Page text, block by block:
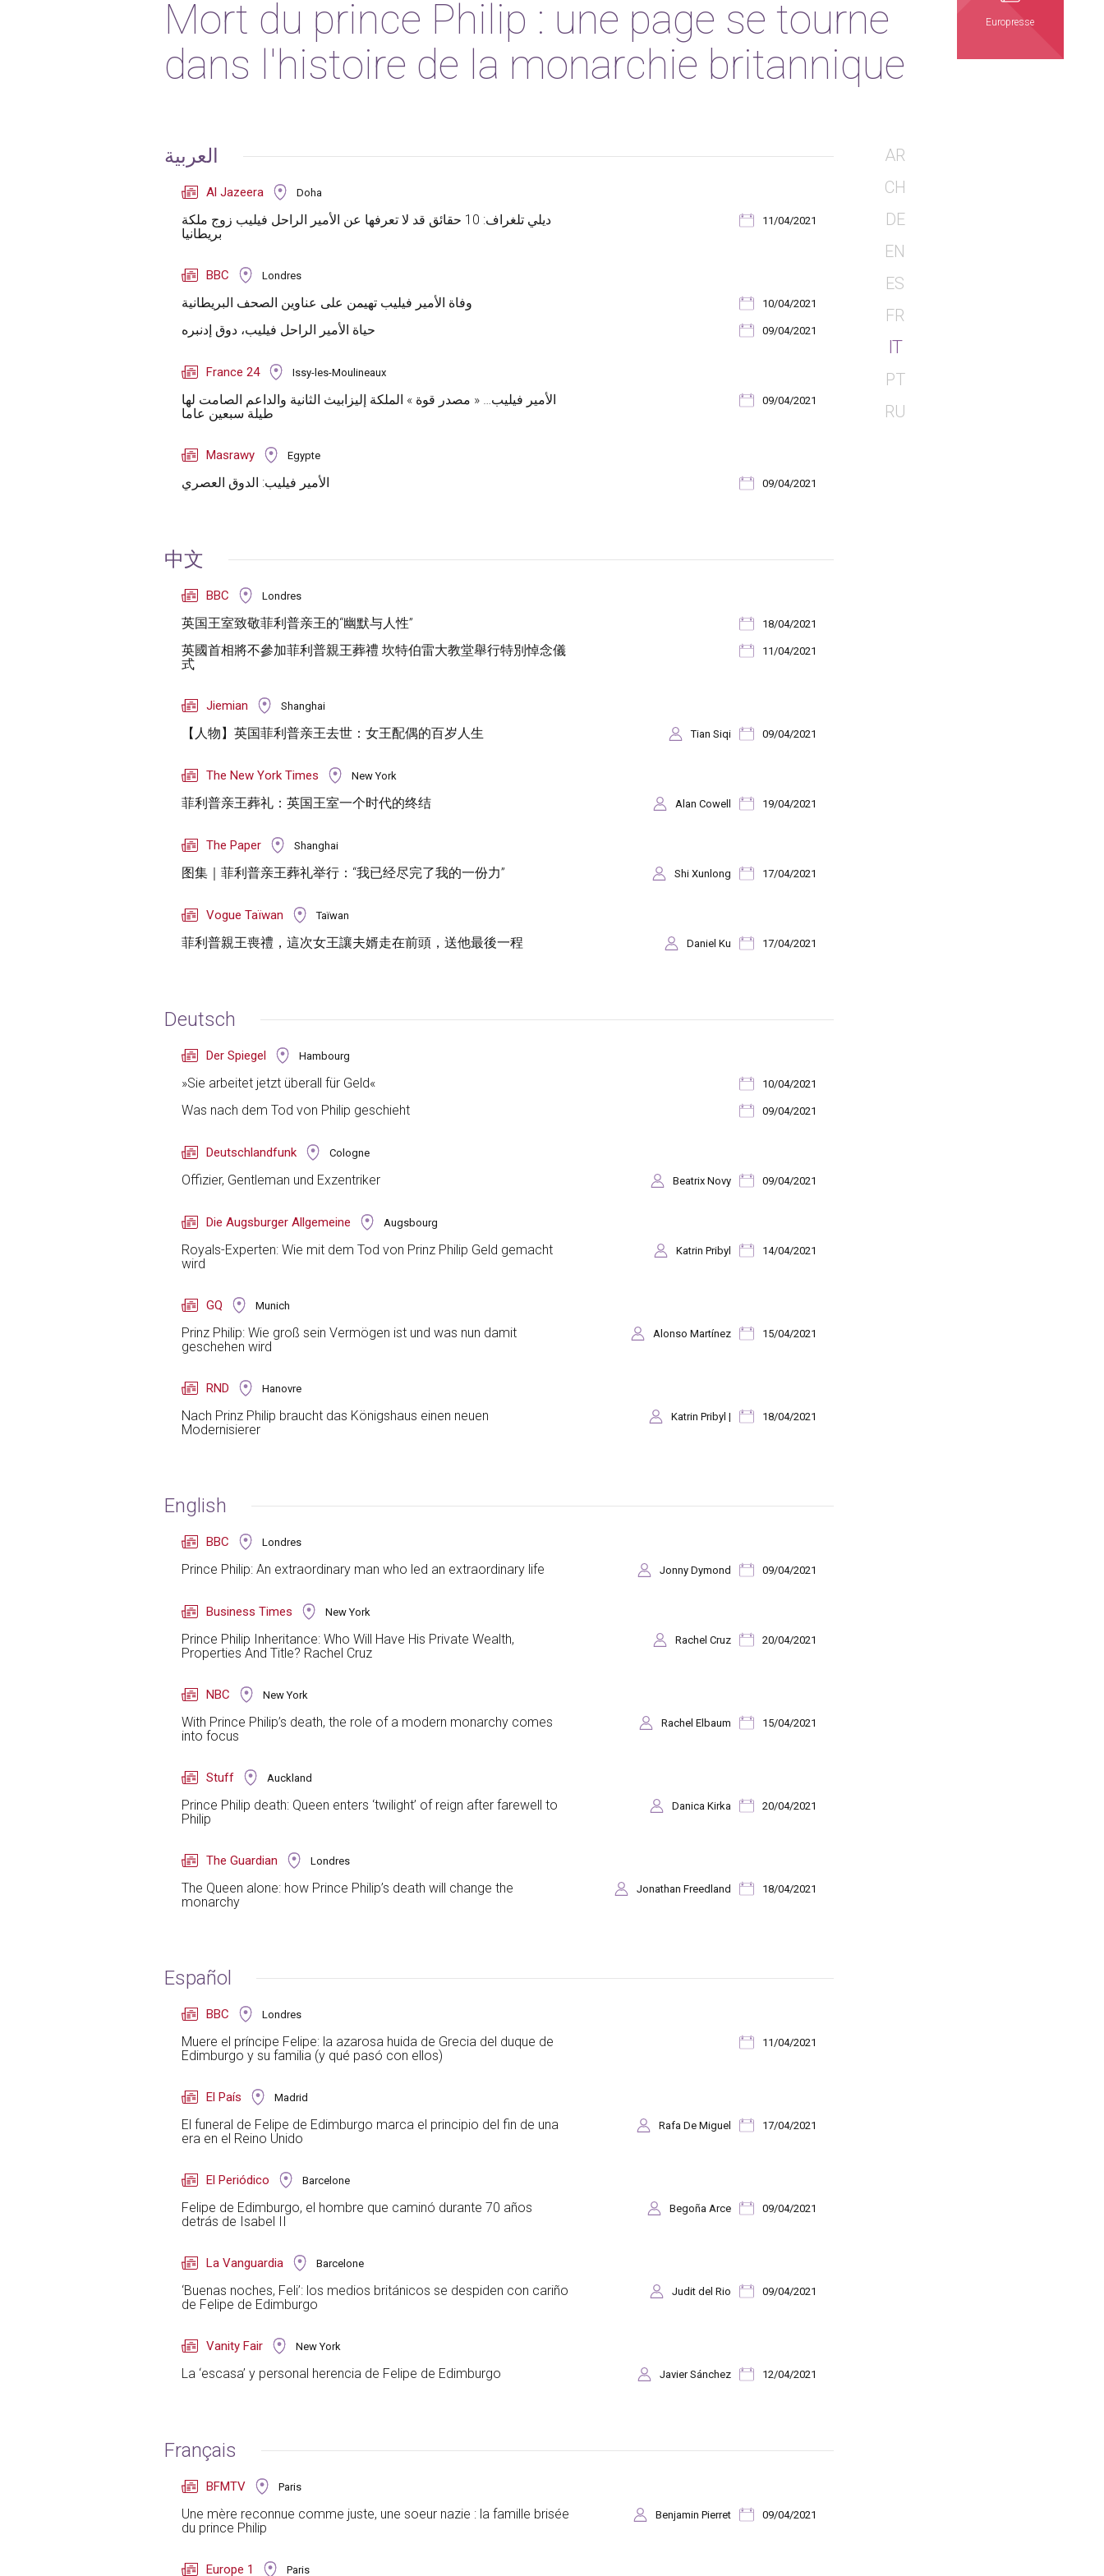
Europresse
Mort du prince Philip : une page se tourne
dans l'histoire de la monarchie britannique
العربية
Al Jazeera Doha
ديلي تلغراف: 10 حقائق قد لا تعرفها عن الأمير الراحل فيليب زوج ملكة
بريطانيا
11/04/2021
BBC Londres
وفاة الأمير فيليب تهيمن على عناوين الصحف البريطانية 10/04/2021
حياة الأمير الراحل فيليب، دوق إدنبره 09/04/2021
France 24 Issy-les-Moulineaux
الأمير فيليب… « مصدر قوة » الملكة إليزابيث الثانية والداعم الصامت لها
طيلة سبعين عاما
09/04/2021
Masrawy Egypte
الأمير فيليب: الدوق العصري 09/04/2021
中文
BBC Londres
英国王室致敬菲利普亲王的“幽默与人性” 18/04/2021
英國首相將不參加菲利普親王葬禮 坎特伯雷大教堂舉行特別悼念儀
式
11/04/2021
Jiemian Shanghai
【人物】英国菲利普亲王去世：女王配偶的百岁人生 Tian Siqi 09/04/2021
The New York Times New York
菲利普亲王葬礼：英国王室一个时代的终结 Alan Cowell 19/04/2021
The Paper Shanghai
图集｜菲利普亲王葬礼举行：“我已经尽完了我的一份力” Shi Xunlong 17/04/2021
Vogue Taïwan Taïwan
菲利普親王喪禮，這次女王讓夫婿走在前頭，送他最後一程 Daniel Ku 17/04/2021
Deutsch
Der Spiegel Hambourg
»Sie arbeitet jetzt überall für Geld« 10/04/2021
Was nach dem Tod von Philip geschieht 09/04/2021
Deutschlandfunk Cologne
Offizier, Gentleman und Exzentriker Beatrix Novy 09/04/2021
Die Augsburger Allgemeine Augsbourg
Royals-Experten: Wie mit dem Tod von Prinz Philip Geld gemacht
wird
Katrin Pribyl 14/04/2021
GQ Munich
Prinz Philip: Wie groß sein Vermögen ist und was nun damit
geschehen wird
Alonso Martínez 15/04/2021
RND Hanovre
Nach Prinz Philip braucht das Königshaus einen neuen
Modernisierer
Katrin Pribyl | 18/04/2021
English
BBC Londres
Prince Philip: An extraordinary man who led an extraordinary life Jonny Dymond 09/04/2021
Business Times New York
Prince Philip Inheritance: Who Will Have His Private Wealth,
Properties And Title? Rachel Cruz
Rachel Cruz 20/04/2021
NBC New York
With Prince Philip’s death, the role of a modern monarchy comes
into focus
Rachel Elbaum 15/04/2021
Stuff Auckland
Prince Philip death: Queen enters ‘twilight’ of reign after farewell to
Philip
Danica Kirka 20/04/2021
The Guardian Londres
The Queen alone: how Prince Philip’s death will change the
monarchy
Jonathan Freedland 18/04/2021
Español
BBC Londres
Muere el príncipe Felipe: la azarosa huida de Grecia del duque de
Edimburgo y su familia (y qué pasó con ellos)
11/04/2021
El País Madrid
El funeral de Felipe de Edimburgo marca el principio del fin de una
era en el Reino Unido
Rafa De Miguel 17/04/2021
El Periódico Barcelone
Felipe de Edimburgo, el hombre que caminó durante 70 años
detrás de Isabel II
Begoña Arce 09/04/2021
La Vanguardia Barcelone
‘Buenas noches, Feli’: los medios británicos se despiden con cariño
de Felipe de Edimburgo
Judit del Rio 09/04/2021
Vanity Fair New York
La ‘escasa’ y personal herencia de Felipe de Edimburgo Javier Sánchez 12/04/2021
Français
BFMTV Paris
Une mère reconnue comme juste, une soeur nazie : la famille brisée
du prince Philip
Benjamin Pierret 09/04/2021
Europe 1 Paris
AR
CH
DE
EN
ES
FR
IT
PT
RU